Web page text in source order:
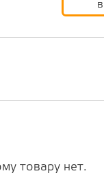
товару нет.